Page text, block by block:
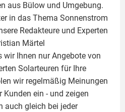
aus Bülow und Umgebung.
in das Thema Sonnenstrom
Redakteure und Experten
Märtel
wir Ihnen nur Angebote von
Solarteuren für Ihre
wir regelmäßig Meinungen
Kunden ein - und zeigen
auch gleich bei jeder